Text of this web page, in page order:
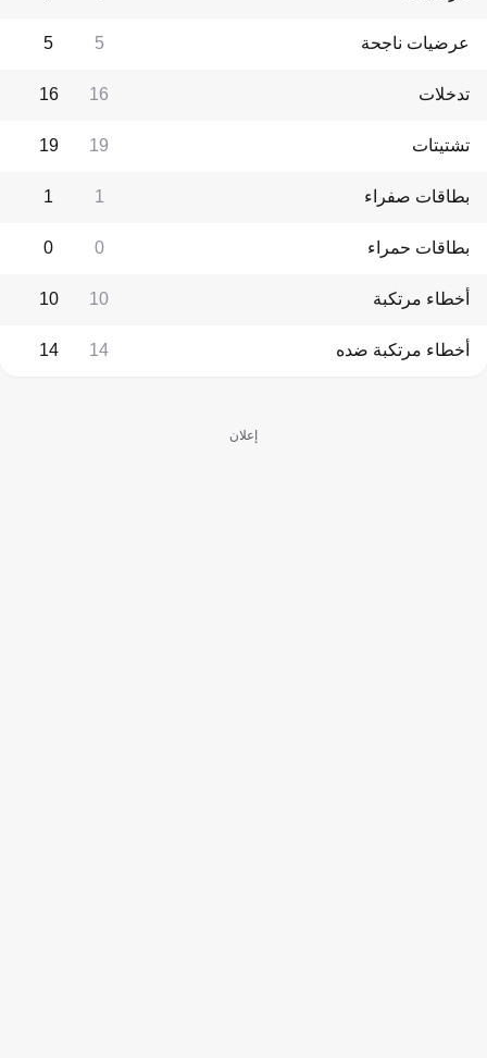
عرضيات ناجحة 5
5
تدخلات 16
16
تشتيتات 19
19
بطاقات صفراء 1
1
بطاقات حمراء 0
0
أخطاء مرتكبة 10
10
أخطاء مرتكبة ضده 14
14
إعلان